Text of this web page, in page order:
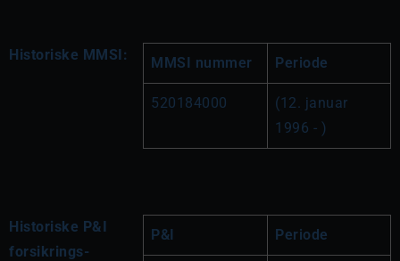
Historiske MMSI: MMSI nummer Periode
520184000
(12. januar
1996 - )
Historiske P&I
forsikrings-
P&I Periode